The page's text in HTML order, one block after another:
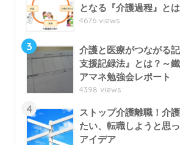
となる『介護過程』とは
4676 views
3
介護と医療がつながる
支援記録法』とは？～
アマネ勉強会レポート
4398 views
4
ストップ介護離職！介
たい、転職しようと思
アイデア